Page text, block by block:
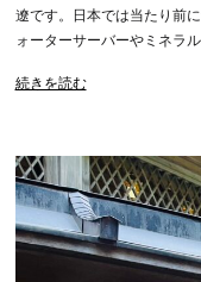
遼です。日本では当たり前
ォーターサーバーやミネラ
続きを読む